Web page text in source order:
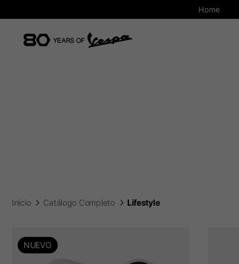
Home
Inicio Catálogo Completo Lifestyle
NUEVO